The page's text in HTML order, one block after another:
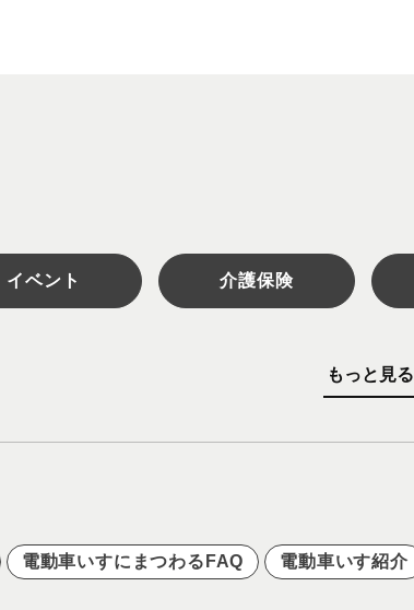
イベント 介護保険
もっと見る
電動車いすにまつわるFAQ 電動車いす紹介